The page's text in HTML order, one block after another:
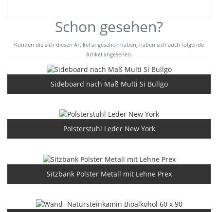
Schon gesehen?
Kunden die sich diesen Artikel angesehen haben, haben sich auch folgende
Artikel angesehen.
Sideboard nach Maß Multi Si Bullgo
Polsterstuhl Leder New York
Sitzbank Polster Metall mit Lehne Prex